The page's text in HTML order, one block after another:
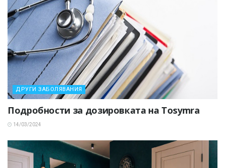
ДРУГИ ЗАБОЛЯВАНИЯ
Подробности за дозировката на Tosymra
14/03/2024